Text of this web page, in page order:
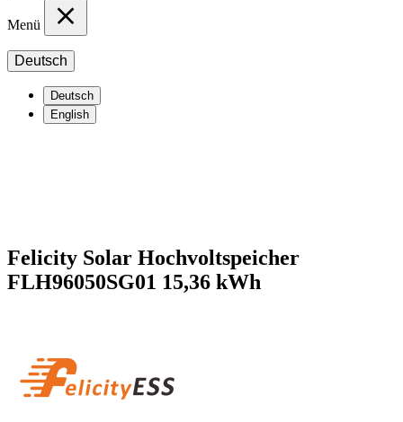
Menü
Deutsch
Deutsch
English
Felicity Solar Hochvoltspeicher
FLH96050SG01 15,36 kWh